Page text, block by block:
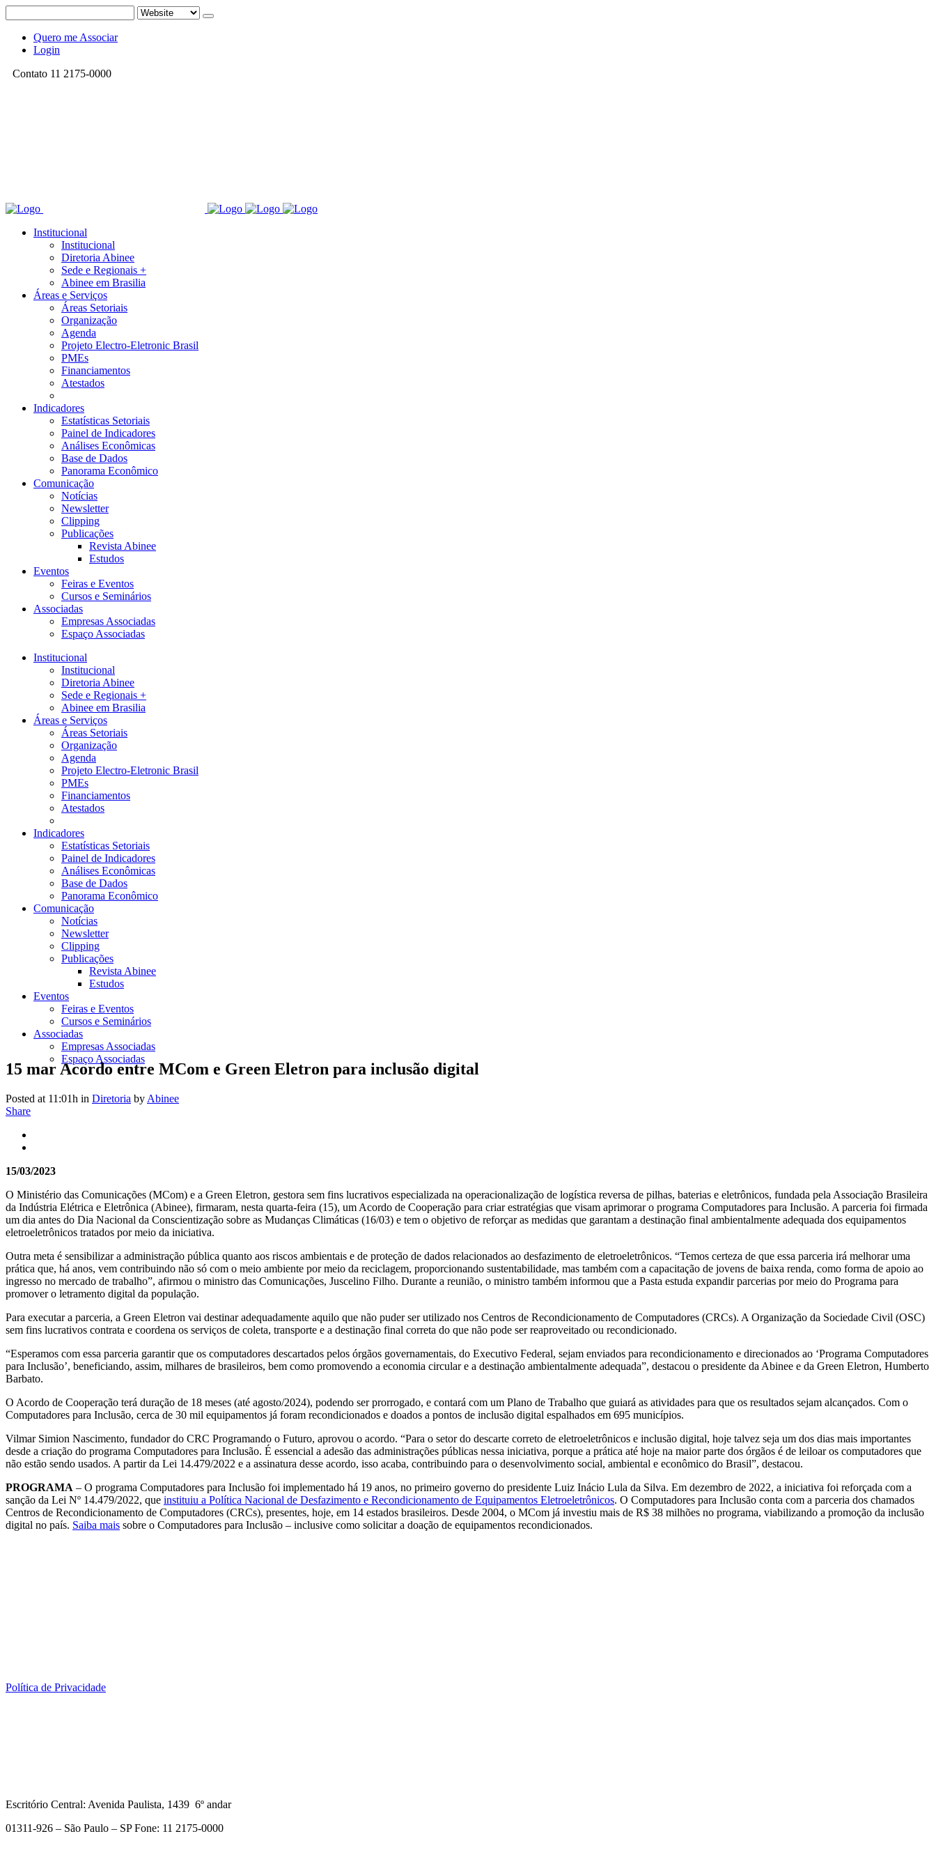
Quero me Associar
Login
Contato 11 2175-0000
Institucional
Institucional
Diretoria Abinee
Sede e Regionais +
Abinee em Brasilia
Áreas e Serviços
Áreas Setoriais
Organização
Agenda
Projeto Electro-Eletronic Brasil
PMEs
Financiamentos
Atestados
Indicadores
Estatísticas Setoriais
Painel de Indicadores
Análises Econômicas
Base de Dados
Panorama Econômico
Comunicação
Notícias
Newsletter
Clipping
Publicações
Revista Abinee
Estudos
Eventos
Feiras e Eventos
Cursos e Seminários
Associadas
Empresas Associadas
Espaço Associadas
Institucional
Institucional
Diretoria Abinee
Sede e Regionais +
Abinee em Brasilia
Áreas e Serviços
Áreas Setoriais
Organização
Agenda
Projeto Electro-Eletronic Brasil
PMEs
Financiamentos
Atestados
Indicadores
Estatísticas Setoriais
Painel de Indicadores
Análises Econômicas
Base de Dados
Panorama Econômico
Comunicação
Notícias
Newsletter
Clipping
Publicações
Revista Abinee
Estudos
Eventos
Feiras e Eventos
Cursos e Seminários
Associadas
Empresas Associadas
Espaço Associadas
15 mar Acordo entre MCom e Green Eletron para inclusão digital
Posted at 11:01h in Diretoria by Abinee
Share
15/03/2023
O Ministério das Comunicações (MCom) e a Green Eletron, gestora sem fins lucrativos especializada na operacionalização de logística reversa de pilhas, baterias e eletrônicos, fundada pela Associação Brasileira
da Indústria Elétrica e Eletrônica (Abinee), firmaram, nesta quarta-feira (15), um Acordo de Cooperação para criar estratégias que visam aprimorar o programa Computadores para Inclusão. A parceria foi firmada
um dia antes do Dia Nacional da Conscientização sobre as Mudanças Climáticas (16/03) e tem o objetivo de reforçar as medidas que garantam a destinação final ambientalmente adequada dos equipamentos
eletroeletrônicos tratados por meio da iniciativa.
Outra meta é sensibilizar a administração pública quanto aos riscos ambientais e de proteção de dados relacionados ao desfazimento de eletroeletrônicos. “Temos certeza de que essa parceria irá melhorar uma
prática que, há anos, vem contribuindo não só com o meio ambiente por meio da reciclagem, proporcionando sustentabilidade, mas também com a capacitação de jovens de baixa renda, como forma de apoio ao
ingresso no mercado de trabalho”, afirmou o ministro das Comunicações, Juscelino Filho. Durante a reunião, o ministro também informou que a Pasta estuda expandir parcerias por meio do Programa para
promover o letramento digital da população.
Para executar a parceria, a Green Eletron vai destinar adequadamente aquilo que não puder ser utilizado nos Centros de Recondicionamento de Computadores (CRCs). A Organização da Sociedade Civil (OSC)
sem fins lucrativos contrata e coordena os serviços de coleta, transporte e a destinação final correta do que não pode ser reaproveitado ou recondicionado.
“Esperamos com essa parceria garantir que os computadores descartados pelos órgãos governamentais, do Executivo Federal, sejam enviados para recondicionamento e direcionados ao ‘Programa Computadores
para Inclusão’, beneficiando, assim, milhares de brasileiros, bem como promovendo a economia circular e a destinação ambientalmente adequada”, destacou o presidente da Abinee e da Green Eletron, Humberto
Barbato.
O Acordo de Cooperação terá duração de 18 meses (até agosto/2024), podendo ser prorrogado, e contará com um Plano de Trabalho que guiará as atividades para que os resultados sejam alcançados. Com o
Computadores para Inclusão, cerca de 30 mil equipamentos já foram recondicionados e doados a pontos de inclusão digital espalhados em 695 municípios.
Vilmar Simion Nascimento, fundador do CRC Programando o Futuro, aprovou o acordo. “Para o setor do descarte correto de eletroeletrônicos e inclusão digital, hoje talvez seja um dos dias mais importantes
desde a criação do programa Computadores para Inclusão. É essencial a adesão das administrações públicas nessa iniciativa, porque a prática até hoje na maior parte dos órgãos é de leiloar os computadores que
não estão sendo usados. A partir da Lei 14.479/2022 e a assinatura desse acordo, isso acaba, contribuindo para o desenvolvimento social, ambiental e econômico do Brasil”, destacou.
PROGRAMA – O programa Computadores para Inclusão foi implementado há 19 anos, no primeiro governo do presidente Luiz Inácio Lula da Silva. Em dezembro de 2022, a iniciativa foi reforçada com a
sanção da Lei Nº 14.479/2022, que instituiu a Política Nacional de Desfazimento e Recondicionamento de Equipamentos Eletroeletrônicos. O Computadores para Inclusão conta com a parceria dos chamados
Centros de Recondicionamento de Computadores (CRCs), presentes, hoje, em 14 estados brasileiros. Desde 2004, o MCom já investiu mais de R$ 38 milhões no programa, viabilizando a promoção da inclusão
digital no país. Saiba mais sobre o Computadores para Inclusão – inclusive como solicitar a doação de equipamentos recondicionados.
Política de Privacidade
Escritório Central: Avenida Paulista, 1439 6º andar
01311-926 – São Paulo – SP Fone: 11 2175-0000